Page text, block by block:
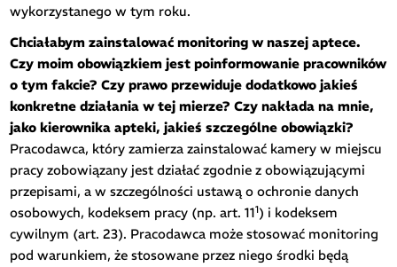
wykorzystanego w tym roku.
Chciałabym zainstalować monitoring w naszej aptece.
Czy moim obowiązkiem jest poinformowanie pracowników
o tym fakcie? Czy prawo przewiduje dodatkowo jakieś
konkretne działania w tej mierze? Czy nakłada na mnie,
jako kierownika apteki, jakieś szczególne obowiązki?
Pracodawca, który zamierza zainstalować kamery w miejscu
pracy zobowiązany jest działać zgodnie z obowiązującymi
przepisami, a w szczególności ustawą o ochronie danych
osobowych, kodeksem pracy (np. art. 111) i kodeksem
cywilnym (art. 23). Pracodawca może stosować monitoring
pod warunkiem, że stosowane przez niego środki będą